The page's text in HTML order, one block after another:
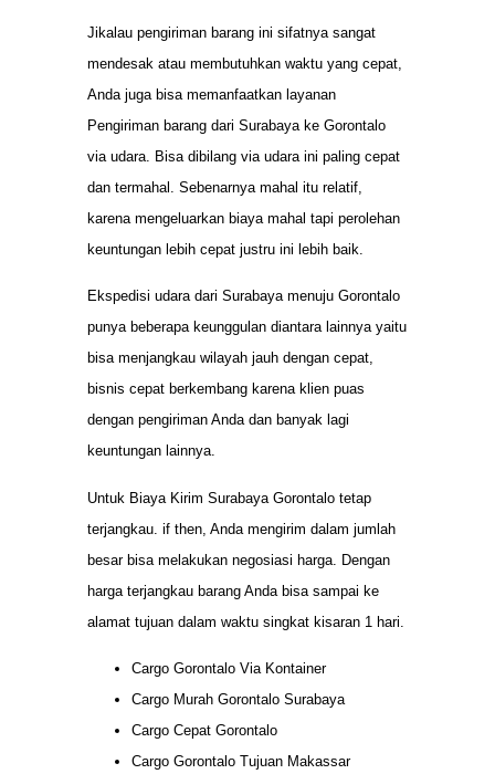
Jikalau pengiriman barang ini sifatnya sangat
mendesak atau membutuhkan waktu yang cepat,
Anda juga bisa memanfaatkan layanan
Pengiriman barang dari Surabaya ke Gorontalo
via udara. Bisa dibilang via udara ini paling cepat
dan termahal. Sebenarnya mahal itu relatif,
karena mengeluarkan biaya mahal tapi perolehan
keuntungan lebih cepat justru ini lebih baik.
Ekspedisi udara dari Surabaya menuju Gorontalo
punya beberapa keunggulan diantara lainnya yaitu
bisa menjangkau wilayah jauh dengan cepat,
bisnis cepat berkembang karena klien puas
dengan pengiriman Anda dan banyak lagi
keuntungan lainnya.
Untuk Biaya Kirim Surabaya Gorontalo tetap
terjangkau. if then, Anda mengirim dalam jumlah
besar bisa melakukan negosiasi harga. Dengan
harga terjangkau barang Anda bisa sampai ke
alamat tujuan dalam waktu singkat kisaran 1 hari.
Cargo Gorontalo Via Kontainer
Cargo Murah Gorontalo Surabaya
Cargo Cepat Gorontalo
Cargo Gorontalo Tujuan Makassar